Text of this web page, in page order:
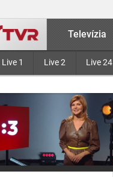
Televízia
Live 1 Live 2 Live 24